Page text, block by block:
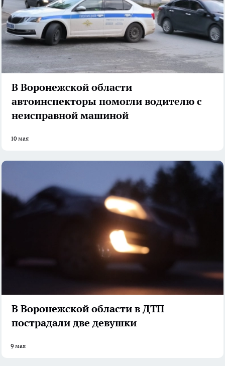
В Воронежской области
автоинспекторы помогли водителю с
неисправной машиной
10 мая
В Воронежской области в ДТП
пострадали две девушки
9 мая